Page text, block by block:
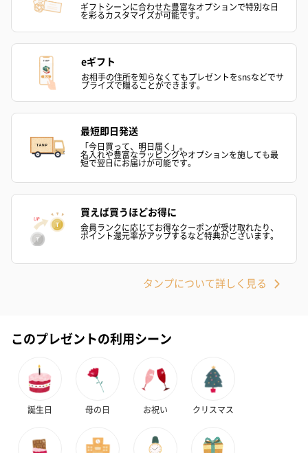
花束ハンドタオル（ピ
ンク）（1,760円）
花束ハンドタオル（ブ
ルー）（1,760円）
花束ハンドタ
ワイト）（
キャンドル・お香
キャンドル・お香を同梱してお届けいたします。
ンセンススティック
ンセンススティック
（St.OSMANTHUS）
（GRAPE
（880円）
お酒を同梱してお届けいたします。
※20歳未満の方への酒類の販売はいたしません。
ギフトシーンに合わせた豊富なオプションで特別な日
を彩るカスタマイズが可能です。
eギフト
お相手の住所を知らなくてもプレゼントをsnsなどでサ
プライズで贈ることができます。
最短即日発送
「今日買って、明日届く」。
名入れや豊富なラッピングやオプションを施しても最
短で翌日にお届けが可能です。
買えば買うほどお得に
会員ランクに応じてお得なクーポンが受け取れたり、
ポイント還元率がアップするなど特典がございます。
タンプについて詳しく見る
このプレゼントの利用シーン
誕生日 母の日 お祝い クリスマス